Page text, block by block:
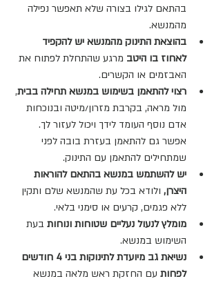
בהתאם לגילו בצורה שלא תאפשר נפילה
מהמנשא.
בהוצאת התינוק מהמנשא יש להקפיד
לאחוז בו היטב מרגע שהתחלת לפתוח את
האבזמים או הקשרים.
רצוי להתאמן בשימוש במנשא תחילה בבית,
מול מראה, בקרבת מזרון/מיטה ובנוכחות
אדם נוסף העומד לידך ויכול לעזור לך.
אפשר גם להתאמן בעזרת בובה לפני
שמתחילים להתאמן עם התינוק.
יש להשתמש במנשא בהתאם להוראות
היצרן, ולודא בכל עת שהמנשא שלם ותקין
ללא פגמים, קרעים או סימני בלאי.
מומלץ לנעול נעליים שטוחות ונוחות בעת
השימוש במנשא.
נשיאת גב מיועדת לתינוקות בני 4 חודשים
לפחות עם החזקת ראש מלאה במנשא